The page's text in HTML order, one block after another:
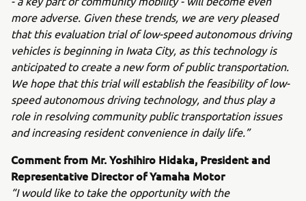
more adverse. Given these trends, we are very pleased
that this evaluation trial of low-speed autonomous driving
vehicles is beginning in Iwata City, as this technology is
anticipated to create a new form of public transportation.
We hope that this trial will establish the feasibility of low-
speed autonomous driving technology, and thus play a
role in resolving community public transportation issues
and increasing resident convenience in daily life.”
Comment from Mr. Yoshihiro Hidaka, President and
Representative Director of Yamaha Motor
“I would like to take the opportunity with the